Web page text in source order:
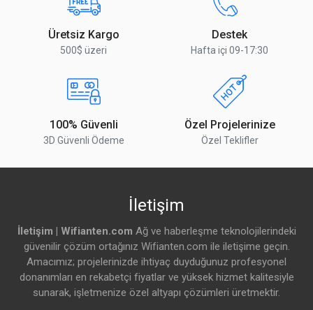
Soğutma Türü
PoE Giriş Gerilimi
Ethernet
Fiber Bağlantılar
Detaylar
100 G QSFP28 Port Sayısı 4
Yorumu Gönder
Üretsiz Kargo
500$ üzeri
Destek
Hafta içi 09-17:30
100% Güvenli
3D Güvenli Ödeme
Özel Projelerinize
Özel Teklifler
İletişim
İletişim | Wifianten.com Ağ ve haberleşme teknolojilerindeki
güvenilir çözüm ortağınız Wifianten.com ile iletişime geçin.
Amacımız; projelerinizde ihtiyaç duyduğunuz profesyonel
donanımları en rekabetçi fiyatlar ve yüksek hizmet kalitesiyle
sunarak, işletmenize özel altyapı çözümleri üretmektir.